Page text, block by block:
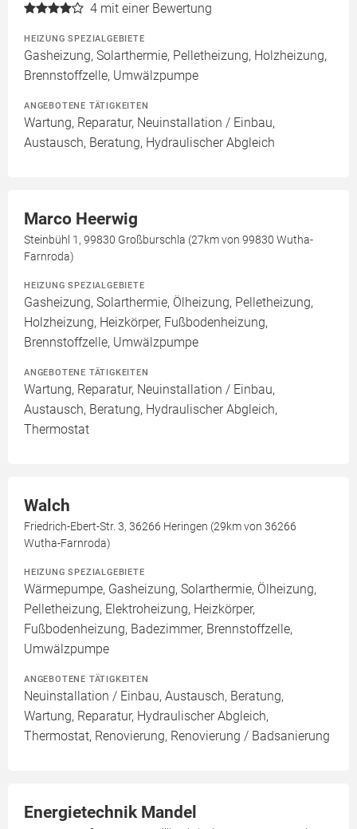
4 mit einer Bewertung
HEIZUNG SPEZIALGEBIETE
Gasheizung, Solarthermie, Pelletheizung, Holzheizung,
Brennstoffzelle, Umwälzpumpe
ANGEBOTENE TÄTIGKEITEN
Wartung, Reparatur, Neuinstallation / Einbau,
Austausch, Beratung, Hydraulischer Abgleich
Marco Heerwig
Steinbühl 1, 99830 Großburschla (27km von 99830 Wutha-
Farnroda)
HEIZUNG SPEZIALGEBIETE
Gasheizung, Solarthermie, Ölheizung, Pelletheizung,
Holzheizung, Heizkörper, Fußbodenheizung,
Brennstoffzelle, Umwälzpumpe
ANGEBOTENE TÄTIGKEITEN
Wartung, Reparatur, Neuinstallation / Einbau,
Austausch, Beratung, Hydraulischer Abgleich,
Thermostat
Walch
Friedrich-Ebert-Str. 3, 36266 Heringen (29km von 36266
Wutha-Farnroda)
HEIZUNG SPEZIALGEBIETE
Wärmepumpe, Gasheizung, Solarthermie, Ölheizung,
Pelletheizung, Elektroheizung, Heizkörper,
Fußbodenheizung, Badezimmer, Brennstoffzelle,
Umwälzpumpe
ANGEBOTENE TÄTIGKEITEN
Neuinstallation / Einbau, Austausch, Beratung,
Wartung, Reparatur, Hydraulischer Abgleich,
Thermostat, Renovierung, Renovierung / Badsanierung
Energietechnik Mandel